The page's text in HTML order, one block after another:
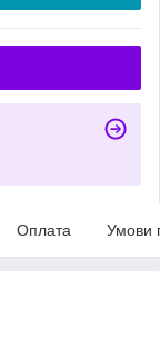
Оплата Умови